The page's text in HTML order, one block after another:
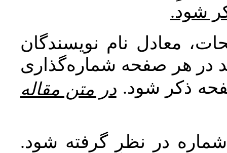
شود.
معادل نام نویسندگان
در هر صفحه شماره‌گذاری
ذکر شود. در متن مقاله
در نظر گرفته شود.